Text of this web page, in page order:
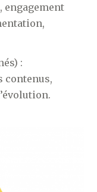
:
contenus,